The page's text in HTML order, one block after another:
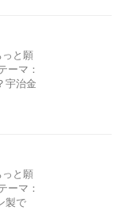
っと願
ーマ：
宇治金
っと願
ーマ：
製で